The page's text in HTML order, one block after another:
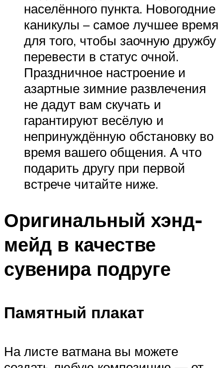
населённого пункта. Новогодние
каникулы – самое лучшее время
для того, чтобы заочную дружбу
перевести в статус очной.
Праздничное настроение и
азартные зимние развлечения
не дадут вам скучать и
гарантируют весёлую и
непринуждённую обстановку во
время вашего общения. А что
подарить другу при первой
встрече читайте ниже.
Оригинальный хэнд-
мейд в качестве
сувенира подруге
Памятный плакат
На листе ватмана вы можете